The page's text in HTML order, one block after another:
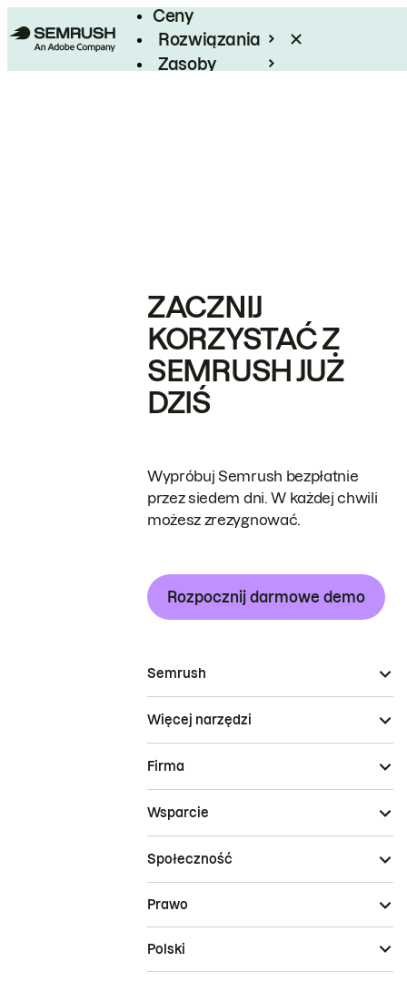
Ceny
Rozwiązania
Zasoby
ZACZNIJ
KORZYSTAĆ Z
SEMRUSH JUŻ
DZIŚ
Wypróbuj Semrush bezpłatnie
przez siedem dni. W każdej chwili
możesz zrezygnować.
Rozpocznij darmowe demo
Semrush
Więcej narzędzi
Firma
Wsparcie
Społeczność
Prawo
Polski